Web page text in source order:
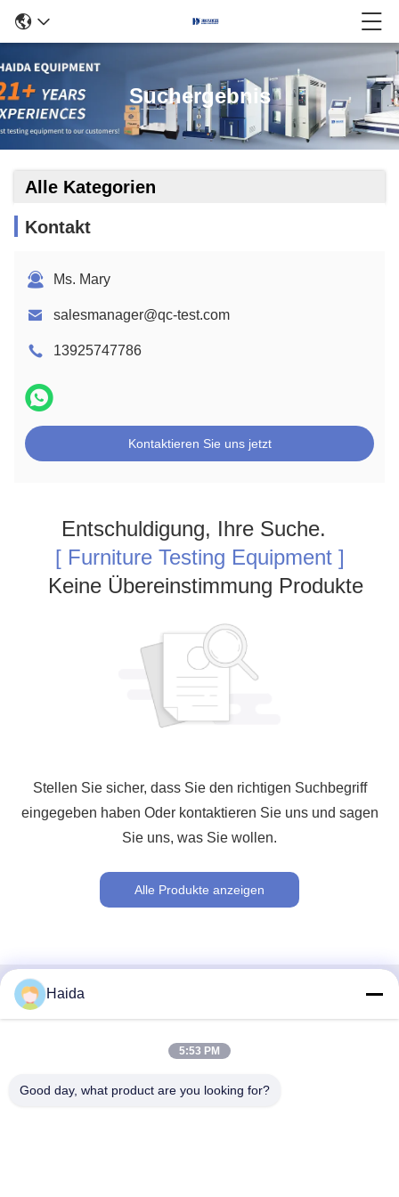
Suchergebnis
Alle Kategorien
Kontakt
Ms. Mary
salesmanager@qc-test.com
13925747786
Kontaktieren Sie uns jetzt
Entschuldigung, Ihre Suche.
[ Furniture Testing Equipment ]
Keine Übereinstimmung Produkte
Stellen Sie sicher, dass Sie den richtigen Suchbegriff
eingegeben haben Oder kontaktieren Sie uns und sagen
Sie uns, was Sie wollen.
Alle Produkte anzeigen
Schnellkontakt
Nancheng-Bezirk, Dongguan-Stadt, Provinz Guangdong,
Haida
5:53 PM
Good day, what product are you looking for?